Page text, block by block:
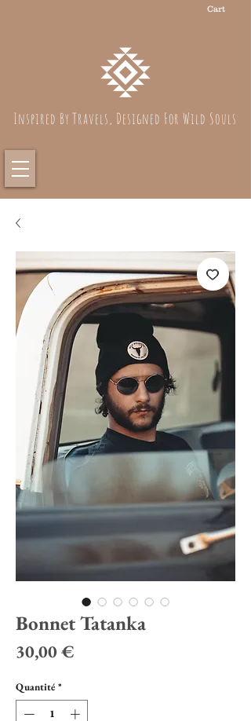
Cart
Inspired By Travels, Designed For Wild Souls
Bonnet Tatanka
30,00 €Prix
Quantité *